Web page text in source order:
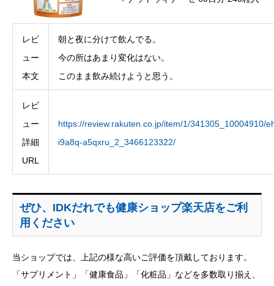
レビ
ュー
本文
朝と夜に分けて飲んでる。
今の所はあまり変化はない。
このまま飲み続けようと思う。
レビ
ュー
詳細
URL
https://review.rakuten.co.jp/item/1/341305_10004910/
i9a8q-a5qxru_2_3466123322/
ぜひ、IDKだれでも健康ショップ楽天店をご利
用ください
当ショップでは、上記の様な高いご評価を頂戴しております。
「サプリメント」「健康食品」「化粧品」などを多数取り揃え、